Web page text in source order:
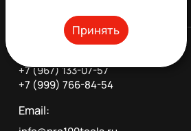
+7 (967) 133-07-57
+7 (999) 766-84-54
Email:
Принять